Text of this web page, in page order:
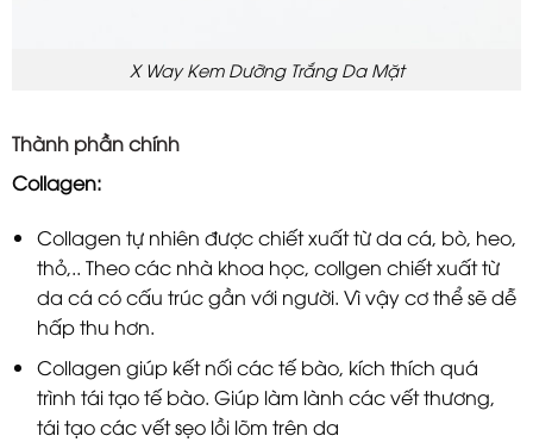
X Way Kem Dưỡng Trắng Da Mặt
Thành phần chính
Collagen:
Collagen tự nhiên được chiết xuất từ da cá, bò, heo,
thỏ,.. Theo các nhà khoa học, collgen chiết xuất từ
da cá có cấu trúc gần với người. Vì vậy cơ thể sẽ dễ
hấp thu hơn.
Collagen giúp kết nối các tế bào, kích thích quá
trình tái tạo tế bào. Giúp làm lành các vết thương,
tái tạo các vết sẹo lồi lõm trên da